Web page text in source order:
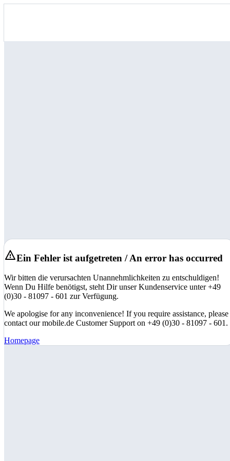
Ein Fehler ist aufgetreten / An error has occurred
Wir bitten die verursachten Unannehmlichkeiten zu entschuldigen!
Wenn Du Hilfe benötigst, steht Dir unser Kundenservice unter +49
(0)30 - 81097 - 601 zur Verfügung.
We apologise for any inconvenience! If you require assistance, please
contact our mobile.de Customer Support on +49 (0)30 - 81097 - 601.
Homepage